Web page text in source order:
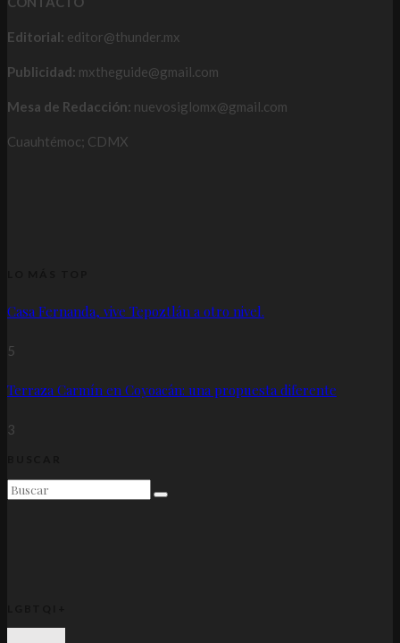
Editorial: editor@thunder.mx
Publicidad: mxtheguide@gmail.com
Mesa de Redacción: nuevosiglomx@gmail.com
Cuauhtémoc; CDMX
Casa Fernanda, vive Tepoztlán a otro nivel.
5
Terraza Carmín en Coyoacán: una propuesta diferente
3